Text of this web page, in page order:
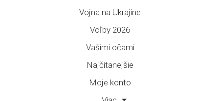
Vojna na Ukrajine
Voľby 2026
Vašimi očami
Najčítanejšie
Moje konto